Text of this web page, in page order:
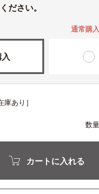
ださい。
通常購
庫あり］
数量
カートに入れる